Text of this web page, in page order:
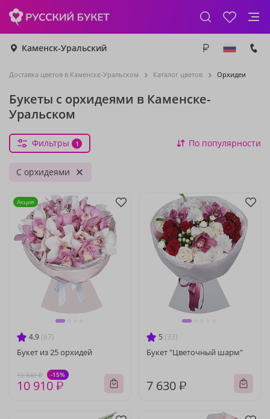
Каменск-Уральский
Доставка цветов в Каменске-Уральском Каталог цветов Орхидеи
Букеты с орхидеями в Каменске-
Уральском
Фильтры 1 По популярности
С орхидеями
4.9 (67)
Букет из 25 орхидей
12 840 ₽ -15%
10 910 ₽
Акция
5 (33)
Букет "Цветочный шарм"
7 630 ₽